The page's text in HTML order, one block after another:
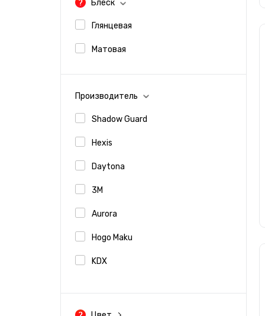
Блеск
Глянцевая
Матовая
Производитель
Shadow Guard
Hexis
Daytona
3M
Aurora
Hogo Maku
KDX